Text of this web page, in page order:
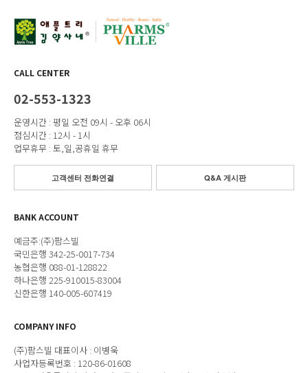
CALL CENTER
02-553-1323
운영시간 : 평일 오전 09시 - 오후 06시
점심시간 : 12시 - 1시
업무휴무 : 토,일,공휴일 휴무
고객센터 전화연결 Q&A 게시판
BANK ACCOUNT
예금주:(주)팜스빌
국민은행 342-25-0017-734
농협은행 088-01-128822
하나은행 225-910015-83004
신한은행 140-005-607419
COMPANY INFO
(주)팜스빌 대표이사 : 이병욱
사업자등록번호 : 120-86-01608